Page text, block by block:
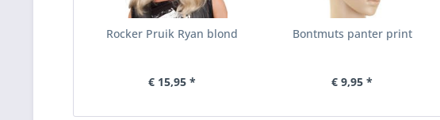
Rocker Pruik Ryan blond
€ 15,95 *
Bontmuts panter print
€ 9,95 *